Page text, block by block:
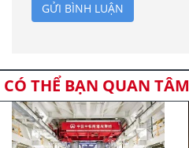
GỬI BÌNH LUẬN
CÓ THỂ BẠN QUAN TÂM